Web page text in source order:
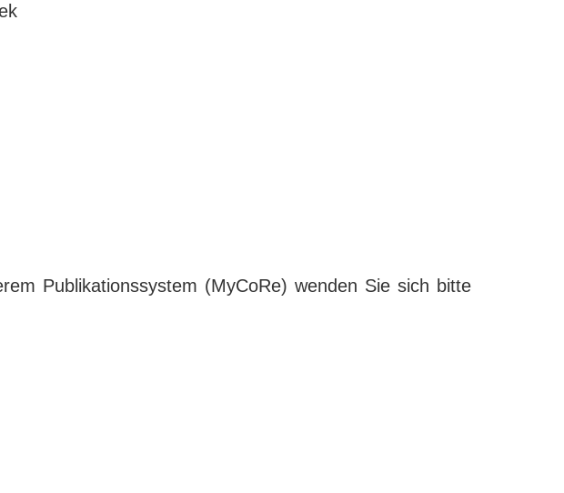
Publikationssystem (MyCoRe) wenden Sie sich bitte